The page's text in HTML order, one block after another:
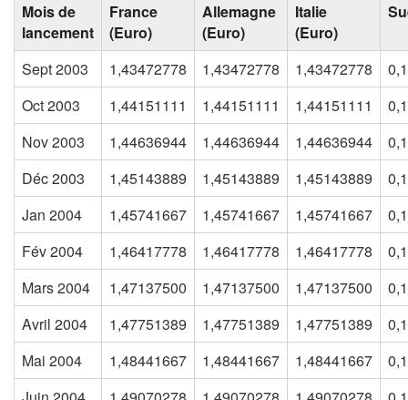
Mois de
lancement
France
(Euro)
Allemagne
(Euro)
Italie
(Euro)
Sept 2003 1,43472778 1,43472778 1,43472778
Oct 2003
1,44151111 1,44151111 1,44151111
Nov 2003
1,44636944 1,44636944 1,44636944
Déc 2003
1,45143889 1,45143889 1,45143889
Jan 2004
1,45741667 1,45741667 1,45741667
Fév 2004
1,46417778 1,46417778 1,46417778
Mars 2004
1,47137500 1,47137500 1,47137500
Avril 2004
1,47751389 1,47751389 1,47751389
Mai 2004
1,48441667 1,48441667 1,48441667